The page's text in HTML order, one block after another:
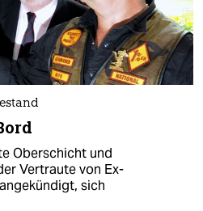
Oberschicht und
Vertraute von Ex-
sich